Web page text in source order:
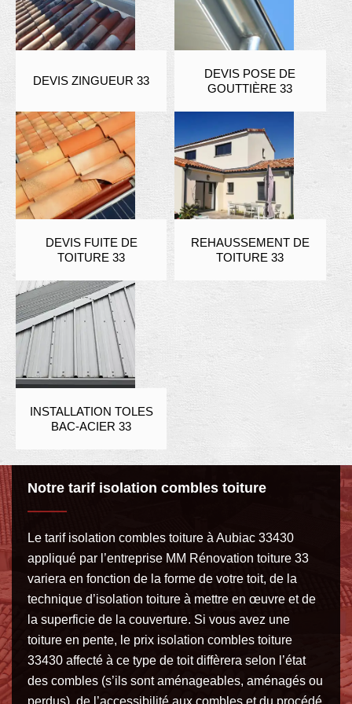
DEVIS ZINGUEUR 33
DEVIS POSE DE
GOUTTIÈRE 33
DEVIS FUITE DE
TOITURE 33
REHAUSSEMENT DE
TOITURE 33
INSTALLATION TOLES
BAC-ACIER 33
Notre tarif isolation combles toiture
Le tarif isolation combles toiture à Aubiac 33430
appliqué par l’entreprise MM Rénovation toiture 33
variera en fonction de la forme de votre toit, de la
technique d’isolation toiture à mettre en œuvre et de
la superficie de la couverture. Si vous avez une
toiture en pente, le prix isolation combles toiture
33430 affecté à ce type de toit diffèrera selon l’état
des combles (s’ils sont aménageables, aménagés ou
perdus), de l’accessibilité aux combles et du procédé